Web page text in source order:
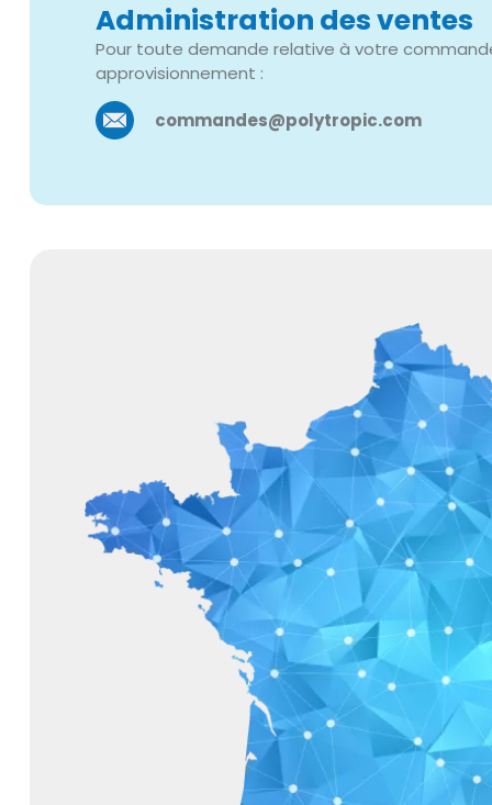
Administration des ventes
Pour toute demande relative à votre
approvisionnement :
commandes@polytropic.com